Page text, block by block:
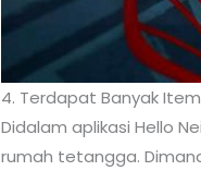
4. Terdapat Banyak Item
Didalam aplikasi Hello
rumah tetangga.